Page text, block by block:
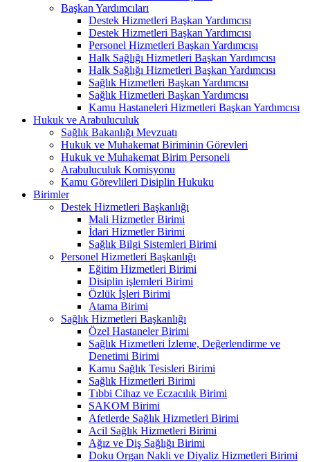
Başkan Yardımcıları
Destek Hizmetleri Başkan Yardımcısı
Destek Hizmetleri Başkan Yardımcısı
Personel Hizmetleri Başkan Yardımcısı
Halk Sağlığı Hizmetleri Başkan Yardımcısı
Halk Sağlığı Hizmetleri Başkan Yardımcısı
Sağlık Hizmetleri Başkan Yardımcısı
Sağlık Hizmetleri Başkan Yardımcısı
Kamu Hastaneleri Hizmetleri Başkan Yardımcısı
Hukuk ve Arabuluculuk
Sağlık Bakanlığı Mevzuatı
Hukuk ve Muhakemat Biriminin Görevleri
Hukuk ve Muhakemat Birim Personeli
Arabuluculuk Komisyonu
Kamu Görevlileri Disiplin Hukuku
Birimler
Destek Hizmetleri Başkanlığı
Mali Hizmetler Birimi
İdari Hizmetler Birimi
Sağlık Bilgi Sistemleri Birimi
Personel Hizmetleri Başkanlığı
Eğitim Hizmetleri Birimi
Disiplin işlemleri Birimi
Özlük İşleri Birimi
Atama Birimi
Sağlık Hizmetleri Başkanlığı
Özel Hastaneler Birimi
Sağlık Hizmetleri İzleme, Değerlendirme ve
Denetimi Birimi
Kamu Sağlık Tesisleri Birimi
Sağlık Hizmetleri Birimi
Tıbbi Cihaz ve Eczacılık Birimi
SAKOM Birimi
Afetlerde Sağlık Hizmetleri Birimi
Acil Sağlık Hizmetleri Birimi
Ağız ve Diş Sağlığı Birimi
Doku Organ Nakli ve Diyaliz Hizmetleri Birimi